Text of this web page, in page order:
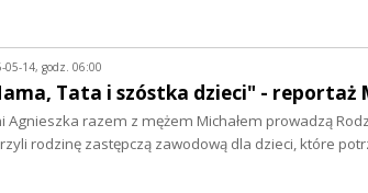
05-14, godz. 06:00
Tata i szóstka dzieci" - reportaż
Agnieszka razem z mężem Michałem prowadzą
rodzinę zastępczą zawodową dla dzieci, które